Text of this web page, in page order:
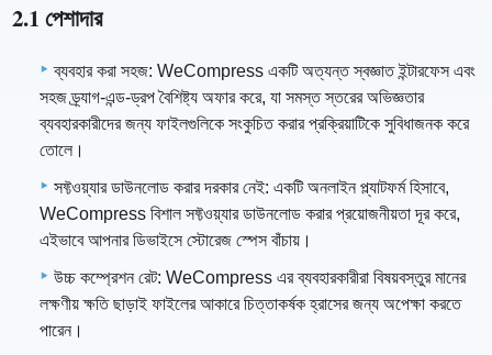
2.1 পেশাদার
ব্যবহার করা সহজ: WeCompress একটি অত্যন্ত স্বজ্ঞাত ইন্টারফেস এবং
সহজ ড্র্যাগ-এন্ড-ড্রপ বৈশিষ্ট্য অফার করে, যা সমস্ত স্তরের অভিজ্ঞতার
ব্যবহারকারীদের জন্য ফাইলগুলিকে সংকুচিত করার প্রক্রিয়াটিকে সুবিধাজনক করে
তোলে।
সফ্টওয়্যার ডাউনলোড করার দরকার নেই: একটি অনলাইন প্ল্যাটফর্ম হিসাবে,
WeCompress বিশাল সফ্টওয়্যার ডাউনলোড করার প্রয়োজনীয়তা দূর করে,
এইভাবে আপনার ডিভাইসে স্টোরেজ স্পেস বাঁচায়।
উচ্চ কম্প্রেশন রেট: WeCompress এর ব্যবহারকারীরা বিষয়বস্তুর মানের
লক্ষণীয় ক্ষতি ছাড়াই ফাইলের আকারে চিত্তাকর্ষক হ্রাসের জন্য অপেক্ষা করতে
পারেন।